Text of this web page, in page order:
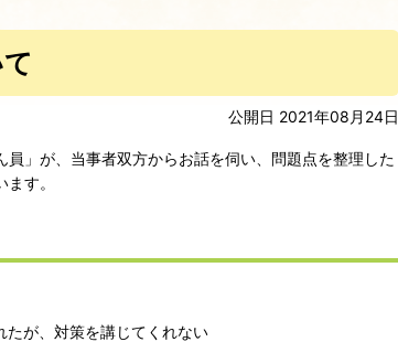
公開日 2021年08月24日
」が、当事者双方からお話を伺い、問題点を整理した
す。
が、対策を講じてくれない